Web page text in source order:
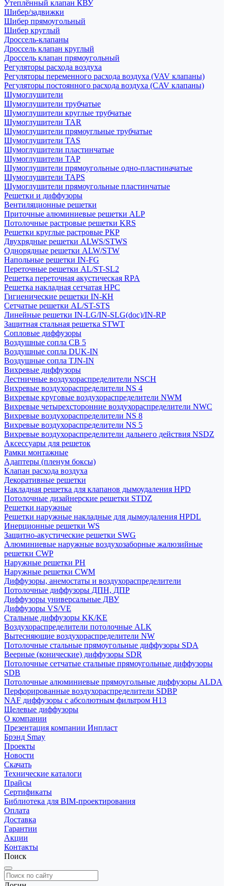
Утеплённый клапан КВУ
Шибер/задвижки
Шибер прямоугольный
Шибер круглый
Дроссель-клапаны
Дроссель клапан круглый
Дроссель клапан прямоугольный
Регуляторы расхода воздуха
Регуляторы переменного расхода воздуха (VAV клапаны)
Регуляторы постоянного расхода воздуха (CAV клапаны)
Шумоглушители
Шумоглушители трубчатые
Шумоглушители круглые трубчатые
Шумоглушители TAR
Шумоглушители прямоугльные трубчатые
Шумоглушители TAS
Шумоглушители пластинчатые
Шумоглушители TAP
Шумоглушители прямоугольные одно-пластиначатые
Шумоглушители TAPS
Шумоглушители прямоугольные пластинчатые
Решетки и диффузоры
Вентиляционные решетки
Приточные алюминиевые решетки ALP
Потолочные растровые решетки KRS
Решетки круглые растровые РКР
Двухрядные решетки ALWS/STWS
Однорядные решетки ALW/STW
Напольные решетки IN-FG
Переточные решетки AL/ST-SL2
Решетка переточная акустическая RPA
Решетка накладная сетчатая НРС
Гигиенические решетки IN-КН
Сетчатые решетки AL/ST-STS
Линейные решетки IN-LG/IN-SLG(doc)/IN-RP
Защитная стальная решетка STWT
Сопловые диффузоры
Воздушные сопла СВ 5
Воздушные сопла DUK-IN
Воздушные сопла TJN-IN
Вихревые диффузоры
Лестничные воздухораспределители NSCH
Вихревые воздухораспределители NS 4
Вихревые круговые воздухораспределители NWM
Вихревые четырехсторонние воздухораспределители NWC
Вихревые воздухораспределители NS 8
Вихревые воздухораспределители NS 5
Вихревые воздухораспределители дальнего действия NSDZ
Аксессуары для решеток
Рамки монтажные
Адаптеры (пленум боксы)
Клапан расхода воздуха
Декоративные решетки
Накладная решетка для клапанов дымоудаления HPD
Потолочные дизайнерские решетки STDZ
Решетки наружные
Решетки наружные накладные для дымоудаления HPDL
Инерционные решетки WS
Защитно-акустические решетки SWG
Алюминиевые наружные воздухозаборные жалюзийные
решетки CWP
Наружные решетки РН
Наружные решетки CWM
Диффузоры, анемостаты и воздухораспределители
Потолочные диффузоры ДПН, ДПР
Диффузоры универсальные ДВУ
Диффузоры VS/VE
Стальные диффузоры KK/KE
Воздухораспределители потолочные ALK
Вытесняющие воздухораспределители NW
Потолочные стальные прямоугольные диффузоры SDA
Веерные (конические) диффузоры SDR
Потолочные сетчатые стальные прямоугольные диффузоры
SDB
Потолочные алюминиевые прямоугольные диффузоры ALDA
Перфорированные воздухораспределители SDBP
NAF диффузоры с абсолютным фильтром Н13
Щелевые диффузоры
О компании
Презентация компании Инпласт
Брэнд Smay
Проекты
Новости
Скачать
Технические каталоги
Прайсы
Сертификаты
Библиотека для BIM-проектирования
Оплата
Доставка
Гарантии
Акции
Контакты
Поиск